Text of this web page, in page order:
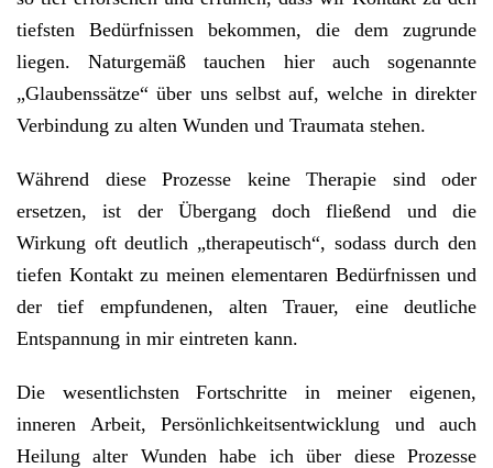
tiefsten Bedürfnissen bekommen, die dem zugrunde
liegen. Naturgemäß tauchen hier auch sogenannte
„Glaubenssätze“ über uns selbst auf, welche in direkter
Verbindung zu alten Wunden und Traumata stehen.
Während diese Prozesse keine Therapie sind oder
ersetzen, ist der Übergang doch fließend und die
Wirkung oft deutlich „therapeutisch“, sodass durch den
tiefen Kontakt zu meinen elementaren Bedürfnissen und
der tief empfundenen, alten Trauer, eine deutliche
Entspannung in mir eintreten kann.
Die wesentlichsten Fortschritte in meiner eigenen,
inneren Arbeit, Persönlichkeitsentwicklung und auch
Heilung alter Wunden habe ich über diese Prozesse